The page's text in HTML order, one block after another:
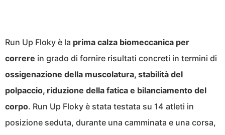
Run Up Floky è la prima calza biomeccanica per
correre in grado di fornire risultati concreti in termini di
ossigenazione della muscolatura, stabilità del
polpaccio, riduzione della fatica e bilanciamento del
corpo. Run Up Floky è stata testata su 14 atleti in
posizione seduta, durante una camminata e una corsa,